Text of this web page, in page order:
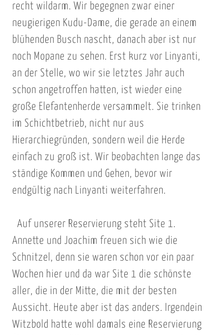
recht wildarm. Wir begegnen zwar einer
neugierigen Kudu-Dame, die gerade an einem
blühenden Busch nascht, danach aber ist nur
noch Mopane zu sehen. Erst kurz vor Linyanti,
an der Stelle, wo wir sie letztes Jahr auch
schon angetroffen hatten, ist wieder eine
große Elefantenherde versammelt. Sie trinken
im Schichtbetrieb, nicht nur aus
Hierarchiegründen, sondern weil die Herde
einfach zu groß ist. Wir beobachten lange das
ständige Kommen und Gehen, bevor wir
endgültig nach Linyanti weiterfahren.
Auf unserer Reservierung steht Site 1.
Annette und Joachim freuen sich wie die
Schnitzel, denn sie waren schon vor ein paar
Wochen hier und da war Site 1 die schönste
aller, die in der Mitte, die mit der besten
Aussicht. Heute aber ist das anders. Irgendein
Witzbold hatte wohl damals eine Reservierung